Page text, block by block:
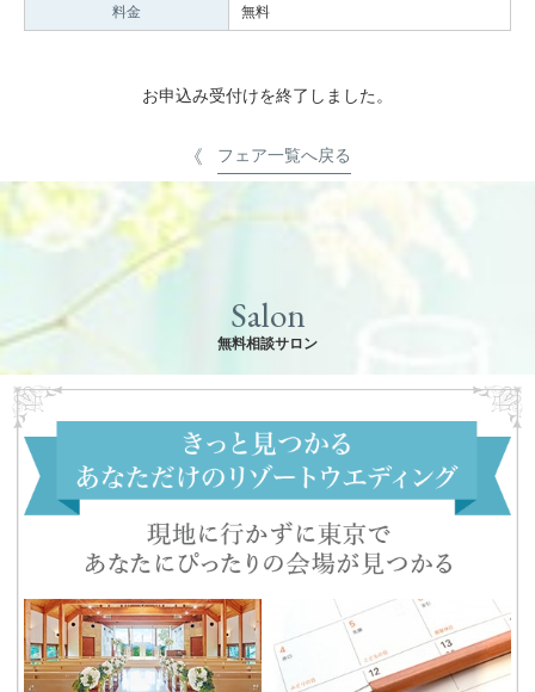
料金 無料
お申込み受付けを終了しました。
フェア一覧へ戻る
Salon
無料相談サロン